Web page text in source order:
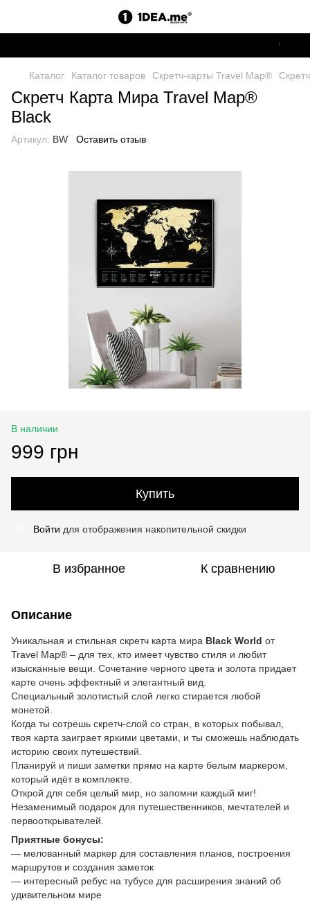
Каталог Каталог товаров Скретч-карты Travel Map®
Скретч Карта Мира Travel Map®
Black
Артикул: BW Оставить отзыв
В наличии
999 грн
Купить
Войти для отображения накопительной скидки
В избранное К сравнению
Описание
Уникальная и стильная скретч карта мира Black World от
Travel Map® – для тех, кто имеет чувство стиля и любит
изысканные вещи. Сочетание черного цвета и золота придает
карте очень эффектный и элегантный вид.
Специальный золотистый слой легко стирается любой
монетой.
Когда ты сотрешь скретч-слой со стран, в которых побывал,
твоя карта заиграет яркими цветами, и ты сможешь наблюдать
историю своих путешествий.
Планируй и пиши заметки прямо на карте белым маркером,
который идёт в комплекте.
Открой для себя целый мир, но запомни каждый миг!
Незаменимый подарок для путешественников, мечтателей и
первооткрывателей.
Приятные бонусы:
— мелованный маркер для составления планов, построения
маршрутов и создания заметок
— интересный ребус на тубусе для расширения знаний об
удивительном мире